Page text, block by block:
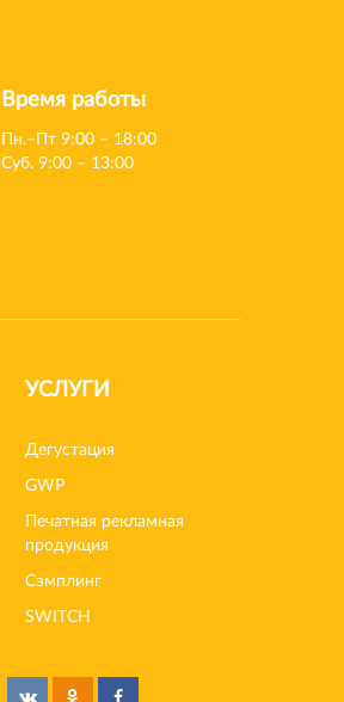
Время работы
Пн.–Пт 9:00 – 18:00
Суб. 9:00 – 13:00
УСЛУГИ
Дегустация
GWP
Печатная рекламная
продукция
Сэмплинг
SWITCH